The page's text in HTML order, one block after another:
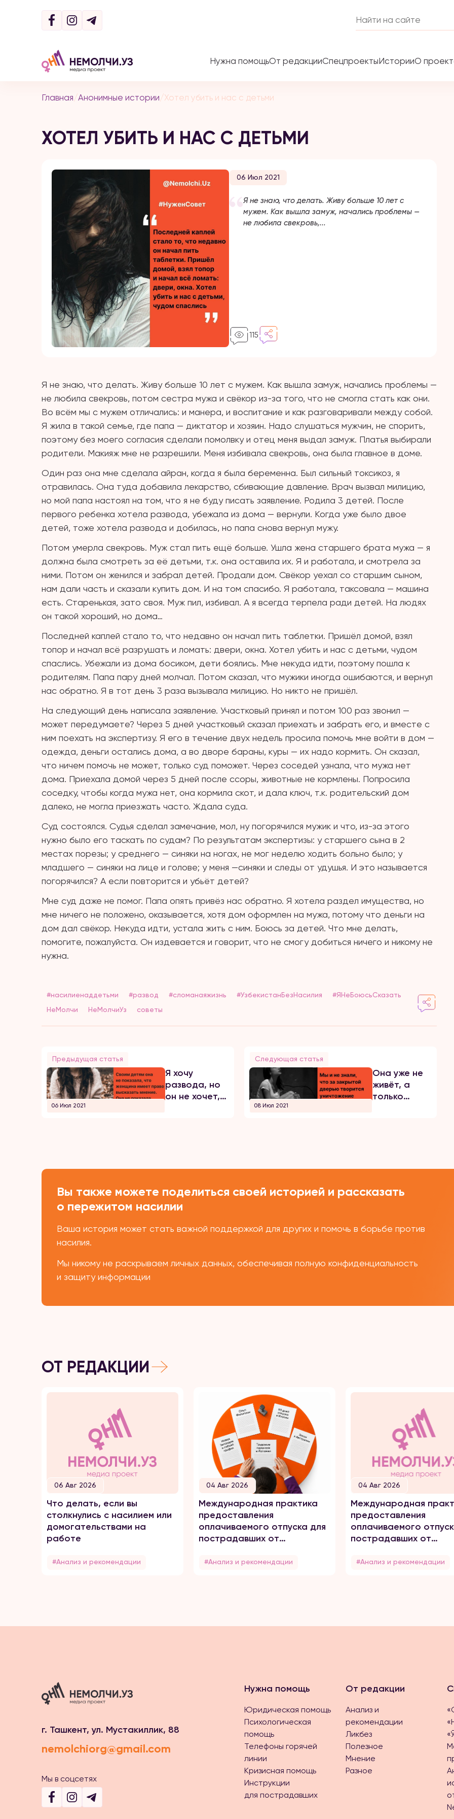
Нужна помощьОт редакцииСпецпроектыИсторииО
Главная/Анонимные истории/Хотел убить и нас с детьми
ХОТЕЛ УБИТЬ И НАС С ДЕТЬМИ
06 Июл 2021
​​Я не знаю, что делать. Живу больше 10 лет с
мужем. Как вышла замуж, начались проблемы —
не любила свекровь,...
115
Я не знаю, что делать. Живу больше 10 лет с мужем. Как вышла замуж, начались проблемы —
не любила свекровь, потом сестра мужа и свёкор из-за того, что не смогла стать как они.
Во всём мы с мужем отличались: и манера, и воспитание и как разговаривали между собой.
Я жила в такой семье, где папа — диктатор и хозяин. Надо слушаться мужчин, не спорить,
поэтому без моего согласия сделали помолвку и отец меня выдал замуж. Платья выбирали
родители. Макияж мне не разрешили. Меня избивала свекровь, она была главное в доме.
Один раз она мне сделала айран, когда я была беременна. Был сильный токсикоз, я
отравилась. Она туда добавила лекарство, сбивающие давление. Врач вызвал милицию,
но мой папа настоял на том, что я не буду писать заявление. Родила 3 детей. После
первого ребенка хотела развода, убежала из дома — вернули. Когда уже было двое
детей, тоже хотела развода и добилась, но папа снова вернул мужу.
Потом умерла свекровь. Муж стал пить ещё больше. Ушла жена старшего брата мужа — я
должна была смотреть за её детьми, т.к. она оставила их. Я и работала, и смотрела за
ними. Потом он женился и забрал детей. Продали дом. Свёкор уехал со старшим сыном,
нам дали часть и сказали купить дом. И на том спасибо. Я работала, таксовала — машина
есть. Старенькая, зато своя. Муж пил, избивал. А я всегда терпела ради детей. На людях
он такой хороший, но дома…
Последней каплей стало то, что недавно он начал пить таблетки. Пришёл домой, взял
топор и начал всё разрушать и ломать: двери, окна. Хотел убить и нас с детьми, чудом
спаслись. Убежали из дома босиком, дети боялись. Мне некуда идти, поэтому пошла к
родителям. Папа пару дней молчал. Потом сказал, что мужики иногда ошибаются, и вернул
нас обратно. Я в тот день 3 раза вызывала милицию. Но никто не пришёл.
На следующий день написала заявление. Участковый принял и потом 100 раз звонил —
может передумаете? Через 5 дней участковый сказал приехать и забрать его, и вместе с
ним поехать на экспертизу. Я его в течение двух недель просила помочь мне войти в дом —
одежда, деньги остались дома, а во дворе бараны, куры — их надо кормить. Он сказал,
что ничем помочь не может, только суд поможет. Через соседей узнала, что мужа нет
дома. Приехала домой через 5 дней после ссоры, животные не кормлены. Попросила
соседку, чтобы когда мужа нет, она кормила скот, и дала ключ, т.к. родительский дом
далеко, не могла приезжать часто. Ждала суда.
Суд состоялся. Судья сделал замечание, мол, ну погорячился мужик и что, из-за этого
нужно было его таскать по судам? По результатам экспертизы: у старшего сына в 2
местах порезы; у среднего — синяки на ногах, не мог неделю ходить больно было; у
младшего — синяки на лице и голове; у меня —синяки и следы от удушья. И это называется
погорячился? А если повторится и убьёт детей?
Мне суд даже не помог. Папа опять привёз нас обратно. Я хотела раздел имущества, но
мне ничего не положено, оказывается, хотя дом оформлен на мужа, потому что деньги на
дом дал свёкор. Некуда идти, устала жить с ним. Боюсь за детей. Что мне делать,
помогите, пожалуйста. Он издевается и говорит, что не смогу добиться ничего и никому не
нужна.
#насилиенаддетьми #развод #сломанаяжизнь #УзбекистанБезНасилия
#ЯНеБоюсьСказать
НеМолчи
НеМолчиУз советы
Предыдущая статья
06 Июл 2021
Я хочу
развода, но
он не хочет,
Следующая статья
08 Июл 2021
Она уже не
живёт, а
только
Вы также можете поделиться своей историей и рассказать
о пережитом насилии
Ваша история может стать важной поддержкой для других и помочь в борьбе против
насилия.
Мы никому не раскрываем личных данных, обеспечивая полную конфиденциальность
и защиту информации
ОТ РЕДАКЦИИ
06 Авг 2026
Что делать, если вы
столкнулись с насилием или
домогательствами на
работе
#Анализ и рекомендации
04 Авг 2026
Международная практика
предоставления
оплачиваемого отпуска для
пострадавших от
#Анализ и рекомендации
04 Авг 2026
Международная
предоставления
оплачиваемого
пострадавших от
#Анализ и рекомендации
г. Ташкент, ул. Мустакиллик, 88
nemolchiorg@gmail.com
Мы в соцсетях
Нужна помощь
Юридическая помощь
Психологическая
помощь
Телефоны горячей
линии
Кризисная помощь
Инструкции
для пострадавших
От редакции
Анализ и
рекомендации
Ликбез
Полезное
Мнение
Разное